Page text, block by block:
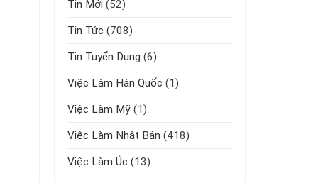
Tin Mới (52)
Tin Tức (708)
Tin Tuyển Dụng (6)
Việc Làm Hàn Quốc (1)
Việc Làm Mỹ (1)
Việc Làm Nhật Bản (418)
Việc Làm Úc (13)